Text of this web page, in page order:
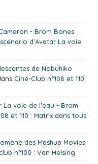
- Brom Bones
d’Avatar La voie
de Nobuhiko
Ciné-Club n°108 et 110
La voie de l'eau - Brom
et 110 : Matrix dans tous
des Mashup Movies
n°100 : Van Helsing